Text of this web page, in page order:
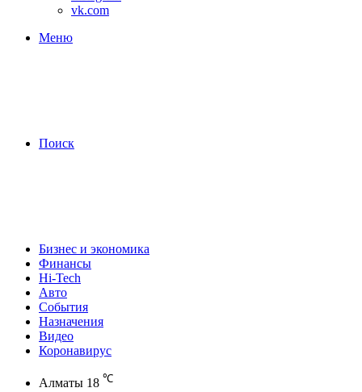
vk.com
Меню
Поиск
Бизнес и экономика
Финансы
Hi-Tech
Авто
События
Назначения
Видео
Коронавирус
Алматы 18 ℃